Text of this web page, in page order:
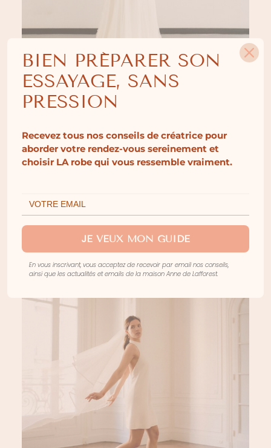
VOILE ANNABELLE
BIEN PRÉPARER SON
ESSAYAGE, SANS
PRESSION
Recevez tous nos conseils de créatrice pour
aborder votre rendez-vous sereinement et
choisir LA robe qui vous ressemble vraiment.
JE VEUX MON GUIDE
En vous inscrivant, vous acceptez de recevoir par email nos conseils,
ainsi que les actualités et emails de la maison Anne de Lafforest.